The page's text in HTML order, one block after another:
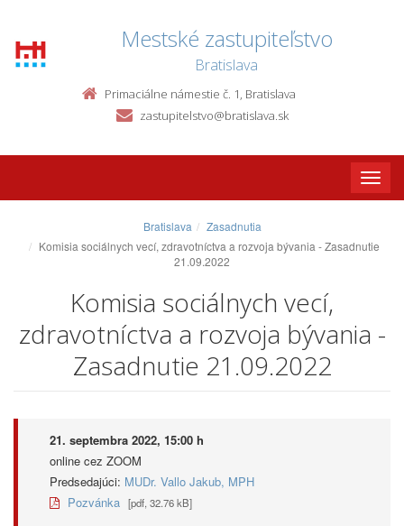
Mestské zastupiteľstvo
Bratislava
Primaciálne námestie č. 1, Bratislava
zastupitelstvo@bratislava.sk
Toggle
Bratislava
Zasadnutia
Komisia sociálnych vecí, zdravotníctva a rozvoja bývania - Zasadnutie
21.09.2022
Komisia sociálnych vecí,
zdravotníctva a rozvoja bývania -
Zasadnutie 21.09.2022
21. septembra 2022, 15:00 h
online cez ZOOM
Predsedajúci: MUDr. Vallo Jakub, MPH
Pozvánka [pdf, 32.76 kB]